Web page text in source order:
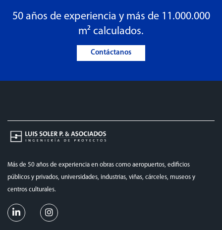
50 años de experiencia y más de 11.000.000
m² calculados.
Contáctanos
Más de 50 años de experiencia en obras como aeropuertos, edificios
públicos y privados, universidades, industrias, viñas, cárceles, museos y
centros culturales.